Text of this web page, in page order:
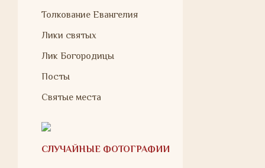
Толкование Евангелия
Лики святых
Лик Богородицы
Посты
Святые места
СЛУЧАЙНЫЕ ФОТОГРАФИИ